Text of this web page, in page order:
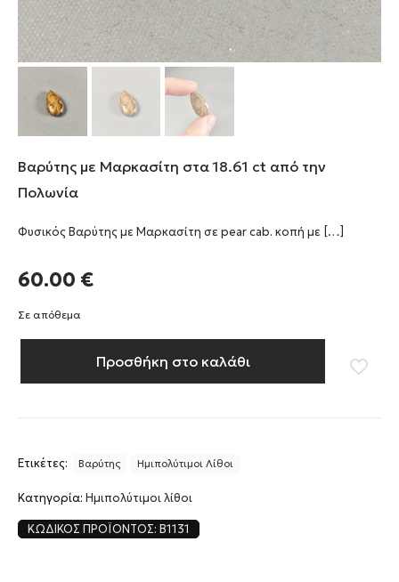
Βαρύτης με Μαρκασίτη στα 18.61 ct από την
Πολωνία
Φυσικός Βαρύτης με Μαρκασίτη σε pear cab. κοπή με […]
60.00 €
Σε απόθεμα
Προσθήκη στο καλάθι
Ετικέτες: Βαρύτης Ημιπολύτιμοι Λίθοι
Κατηγορία: Ημιπολύτιμοι λίθοι
ΚΩΔΙΚΌΣ ΠΡΟΪΌΝΤΟΣ: B1131